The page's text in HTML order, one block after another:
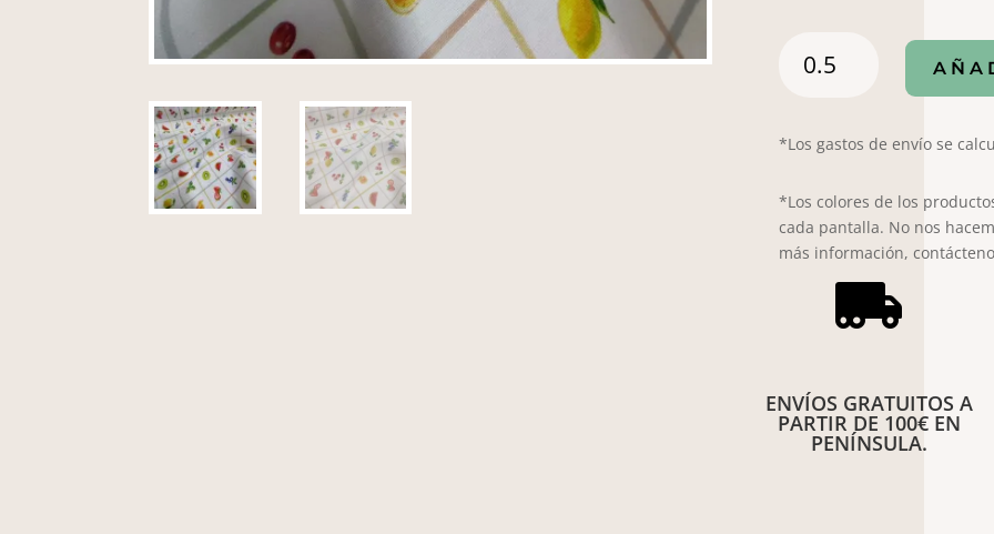
Antimanchas
cantidad
*Los gastos de envío se
*Los colores de los
cada pantalla. No nos
más información,

ENVÍOS GRATUITOS A
PARTIR DE 100€ EN
PENÍNSULA.